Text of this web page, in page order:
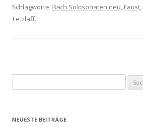
Schlagworte: Bach Solosonaten neu, Faust,
Tetzlaff.
u
h
NEUESTE BEITRÄGE